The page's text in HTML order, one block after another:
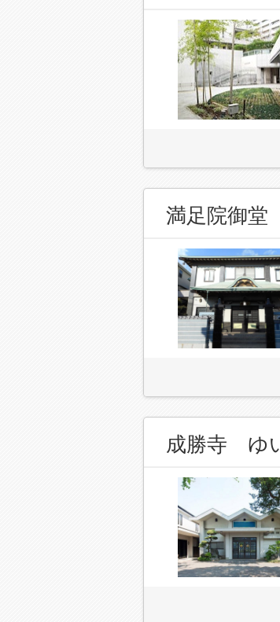
満足院御堂
成勝寺 ゆ